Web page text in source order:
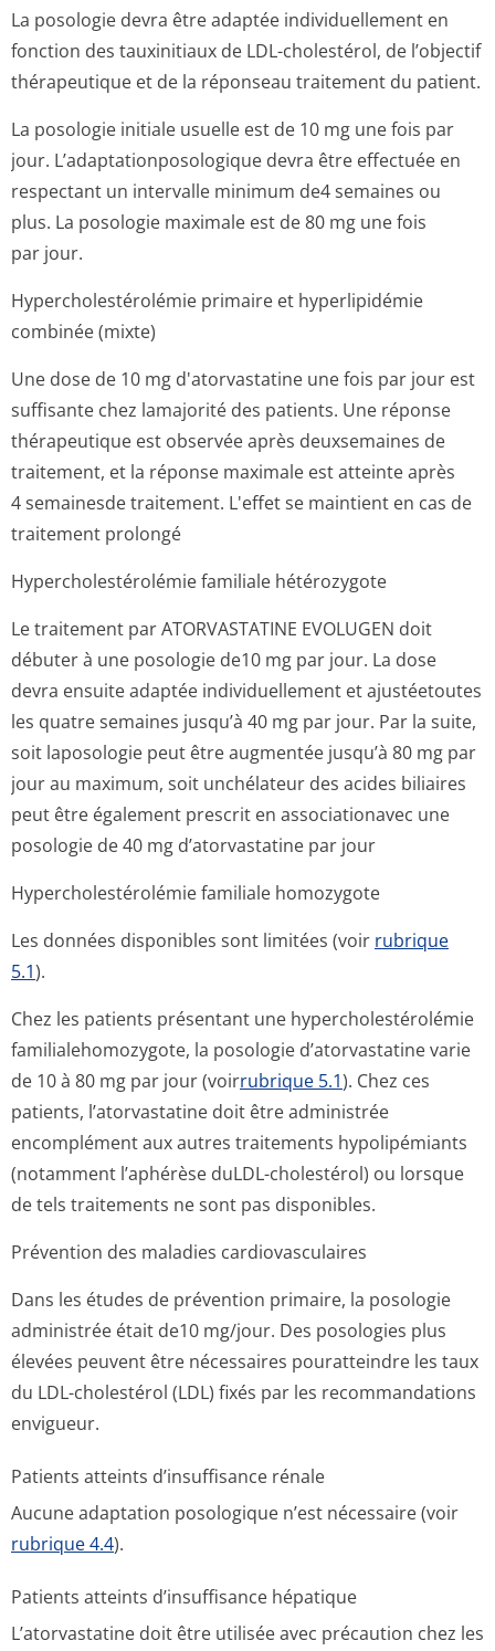
La posologie devra être adaptée individuellement en
fonction des tauxinitiaux de LDL-cholestérol, de l’objectif
thérapeutique et de la réponseau traitement du patient.
La posologie initiale usuelle est de 10 mg une fois par
jour. L’adaptationpo­sologique devra être effectuée en
respectant un intervalle minimum de4 semaines ou
plus. La posologie maximale est de 80 mg une fois
par jour.
Hypercholesté­rolémie primaire et hyperlipidémie
combinée (mixte)
Une dose de 10 mg d'atorvastatine une fois par jour est
suffisante chez lamajorité des patients. Une réponse
thérapeutique est observée après deuxsemaines de
traitement, et la réponse maximale est atteinte après
4 semainesde traitement. L'effet se maintient en cas de
traitement prolongé
Hypercholesté­rolémie familiale hétérozygote
Le traitement par ATORVASTATINE EVOLUGEN doit
débuter à une posologie de10 mg par jour. La dose
devra ensuite adaptée individuellement et ajustéetoutes
les quatre semaines jusqu’à 40 mg par jour. Par la suite,
soit laposologie peut être augmentée jusqu’à 80 mg par
jour au maximum, soit unchélateur des acides biliaires
peut être également prescrit en associationavec une
posologie de 40 mg d’atorvastatine par jour
Hypercholesté­rolémie familiale homozygote
Les données disponibles sont limitées (voir rubrique
5.1).
Chez les patients présentant une hypercholesté­rolémie
familialehomo­zygote, la posologie d’atorvastatine varie
de 10 à 80 mg par jour (voirrubrique 5.1). Chez ces
patients, l’atorvastatine doit être administrée
encomplément aux autres traitements hypolipémiants
(notamment l’aphérèse duLDL-cholestérol) ou lorsque
de tels traitements ne sont pas disponibles.
Prévention des maladies cardiovasculaires
Dans les études de prévention primaire, la posologie
administrée était de10 mg/jour. Des posologies plus
élevées peuvent être nécessaires pouratteindre les taux
du LDL-cholestérol (LDL) fixés par les recommandations
envigueur.
Patients atteints d’insuffisance rénale
Aucune adaptation posologique n’est nécessaire (voir
rubrique 4.4).
Patients atteints d’insuffisance hépatique
L’atorvastatine doit être utilisée avec précaution chez les